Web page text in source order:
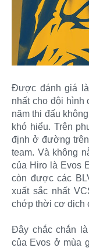
Được đánh giá là
nhất cho đội hình
năm thi đấu
khó hiểu. Trên
định ở đường
team. Và không
của Hiro là Evos
còn được các
xuất sắc nhất
chớp thời cơ dịch
Đây chắc chắn
của Evos ở mùa